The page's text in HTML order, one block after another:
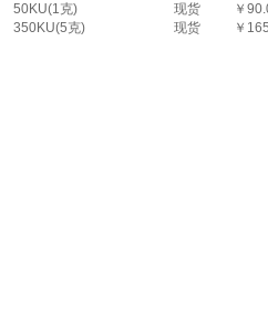
50KU(1克) 现货 ￥
350KU(5克) 现货 ￥